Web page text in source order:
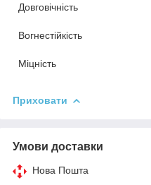
Довговічність
Вогнестійкість
Міцність
Приховати
Умови доставки
Нова Пошта